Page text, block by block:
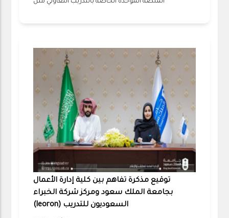
المنصة الموحدة الخاصة بالتدريب التعاوني مثل
توقيع مذكرة تفاهم بين كلية إدارة الأعمال
بجامعة الملك سعود ومركز شركة الخبراء
السعوديون للتدريب (leoron)